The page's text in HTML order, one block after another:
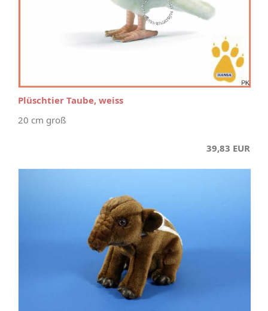
Plüschtier Taube, weiss
20 cm groß
39,83 EUR